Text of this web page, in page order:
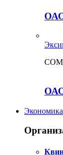
Экономика